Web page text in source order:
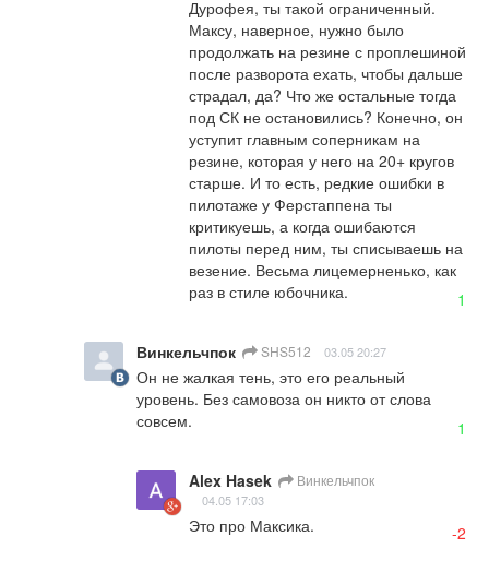
Дурофея, ты такой ограниченный.
Максу, наверное, нужно было
продолжать на резине с проплешиной
после разворота ехать, чтобы дальше
страдал, да? Что же остальные тогда
под СК не остановились? Конечно, он
уступит главным соперникам на
резине, которая у него на 20+ кругов
старше. И то есть, редкие ошибки в
пилотаже у Ферстаппена ты
критикуешь, а когда ошибаются
пилоты перед ним, ты списываешь на
везение. Весьма лицемерненько, как
раз в стиле юбочника.
1
Винкельчпок SHS512 03.05 20:27
Он не жалкая тень, это его реальный
уровень. Без самовоза он никто от слова
совсем.
1
Alex Hasek Винкельчпок
04.05 17:03
Это про Максика. -2